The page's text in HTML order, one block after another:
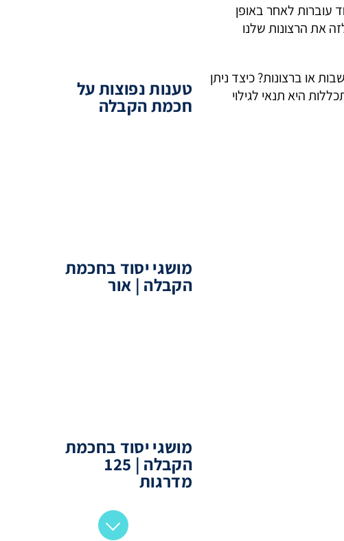
טענות נפוצות על
חכמת הקבלה
מושגי יסוד בחכמת
הקבלה | אור
מושגי יסוד בחכמת
הקבלה | 125
מדרגות
לאחר באופן
את הרצונות שלנו
או ברצונות? כיצד ניתן
היא תנאי לגילוי